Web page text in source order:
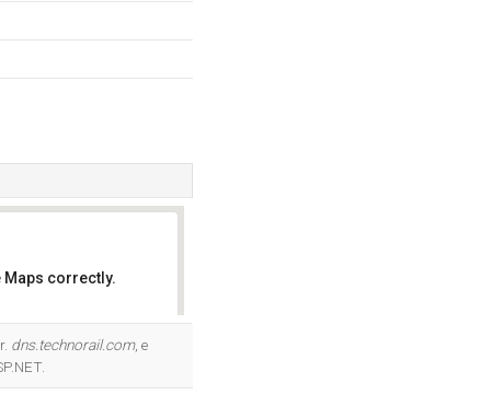
Maps correctly.
dns.technorail.com, e